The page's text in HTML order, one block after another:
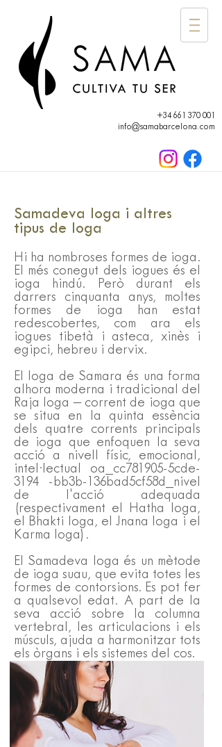
+34 661 370 001
info@samabarcelona.com
Samadeva Ioga i altres
tipus de Ioga
Hi ha nombroses formes de ioga.
El més conegut dels iogues és el
ioga hindú. Però durant els
darrers cinquanta anys, moltes
formes de ioga han estat
redescobertes, com ara els
iogues tibetà i asteca, xinès i
egipci, hebreu i dervix.
El Ioga de Samara és una forma
alhora moderna i tradicional del
Raja Ioga – corrent de ioga que
se situa en la quinta essència
dels quatre corrents principals
de ioga que enfoquen la seva
acció a nivell físic, emocional,
intel·lectual oa_cc781905-5cde-
3194 -bb3b-136bad5cf58d_nivel
de l'acció adequada
(respectivament el Hatha Ioga,
el Bhakti Ioga, el Jnana Ioga i el
Karma Ioga).
El Samadeva Ioga és un mètode
de ioga suau, que evita totes les
formes de contorsions. Es pot fer
a qualsevol edat. A part de la
seva acció sobre la columna
vertebral, les articulacions i els
músculs, ajuda a harmonitzar tots
els òrgans i els sistemes del cos.